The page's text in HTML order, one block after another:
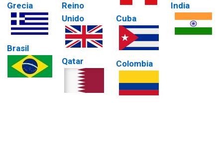
Grecia
Brasil
Reino
Unido
Qatar
Cuba
Colombia
India